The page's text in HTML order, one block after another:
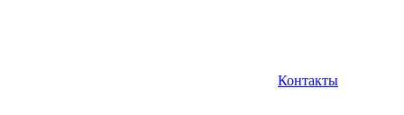
Контакты